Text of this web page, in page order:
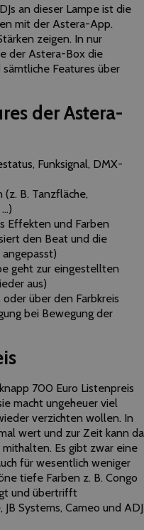
an dieser Lampe ist die
mit der Astera-App.
zeigen. In nur
der Astera-Box die
Features über
der Astera-
Funksignal, DMX-
B. Tanzfläche,
Effekten und Farben
den Beat und die
geht zur eingestellten
aus)
oder über den Farbkreis
bei Bewegung der
700 Euro Listenpreis
macht ungeheuer viel
verzichten wollen. In
wert und zur Zeit kann da
Es gibt zwar eine
für wesentlich weniger
tiefe Farben z. B. Congo
und übertrifft
Systems, Cameo und ADJ